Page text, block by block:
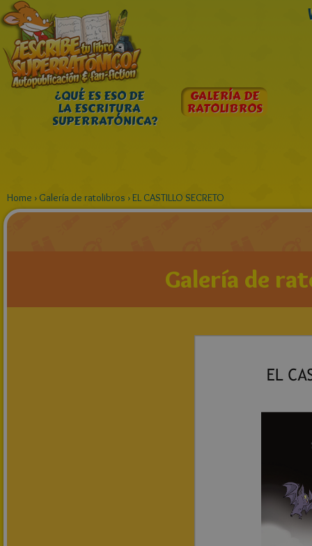
¿QUÉ ES ESO DE
LA ESCRITURA
SUPERRATÓNICA?
GALERÍA DE
RATOLIBROS
Home › Galería de ratolibros ›EL CASTILLO SECRETO
Galería de